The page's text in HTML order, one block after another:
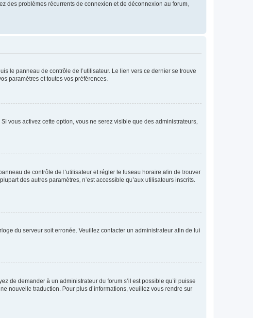
des problèmes récurrents de connexion et de déconnexion au forum,
le panneau de contrôle de l’utilisateur. Le lien vers ce dernier se trouve
paramètres et toutes vos préférences.
vous activez cette option, vous ne serez visible que des administrateurs,
de contrôle de l’utilisateur et régler le fuseau horaire afin de trouver
des autres paramètres, n’est accessible qu’aux utilisateurs inscrits.
du serveur soit erronée. Veuillez contacter un administrateur afin de lui
de demander à un administrateur du forum s’il est possible qu’il puisse
nouvelle traduction. Pour plus d’informations, veuillez vous rendre sur